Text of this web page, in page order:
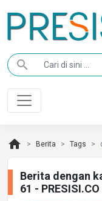
search
home Berita Tags
Berita dengan
61 - PRESISI.CO